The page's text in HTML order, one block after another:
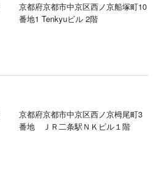
京都府京都市中京区西ノ京船塚町10
番地1 Tenkyuビル 2階
京都府京都市中京区西ノ京栂尾町3
番地 ＪＲ二条駅ＮＫビル１階